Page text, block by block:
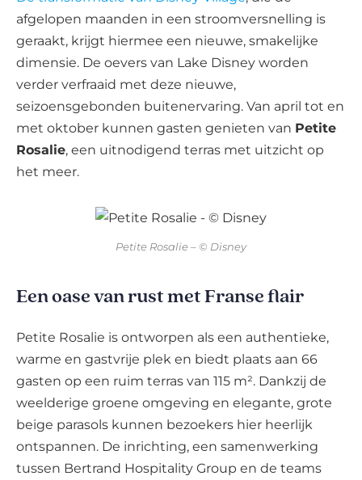
afgelopen maanden in een stroomversnelling is
geraakt, krijgt hiermee een nieuwe, smakelijke
dimensie. De oevers van Lake Disney worden
verder verfraaid met deze nieuwe,
seizoensgebonden buitenervaring. Van april tot en
met oktober kunnen gasten genieten van Petite
Rosalie, een uitnodigend terras met uitzicht op
het meer.
Petite Rosalie – © Disney
Een oase van rust met Franse flair
Petite Rosalie is ontworpen als een authentieke,
warme en gastvrije plek en biedt plaats aan 66
gasten op een ruim terras van 115 m². Dankzij de
weelderige groene omgeving en elegante, grote
beige parasols kunnen bezoekers hier heerlijk
ontspannen. De inrichting, een samenwerking
tussen Bertrand Hospitality Group en de teams